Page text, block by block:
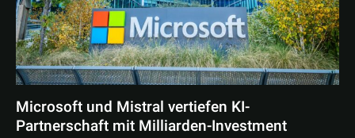
Microsoft und Mistral vertiefen KI-
Partnerschaft mit Milliarden-Investment